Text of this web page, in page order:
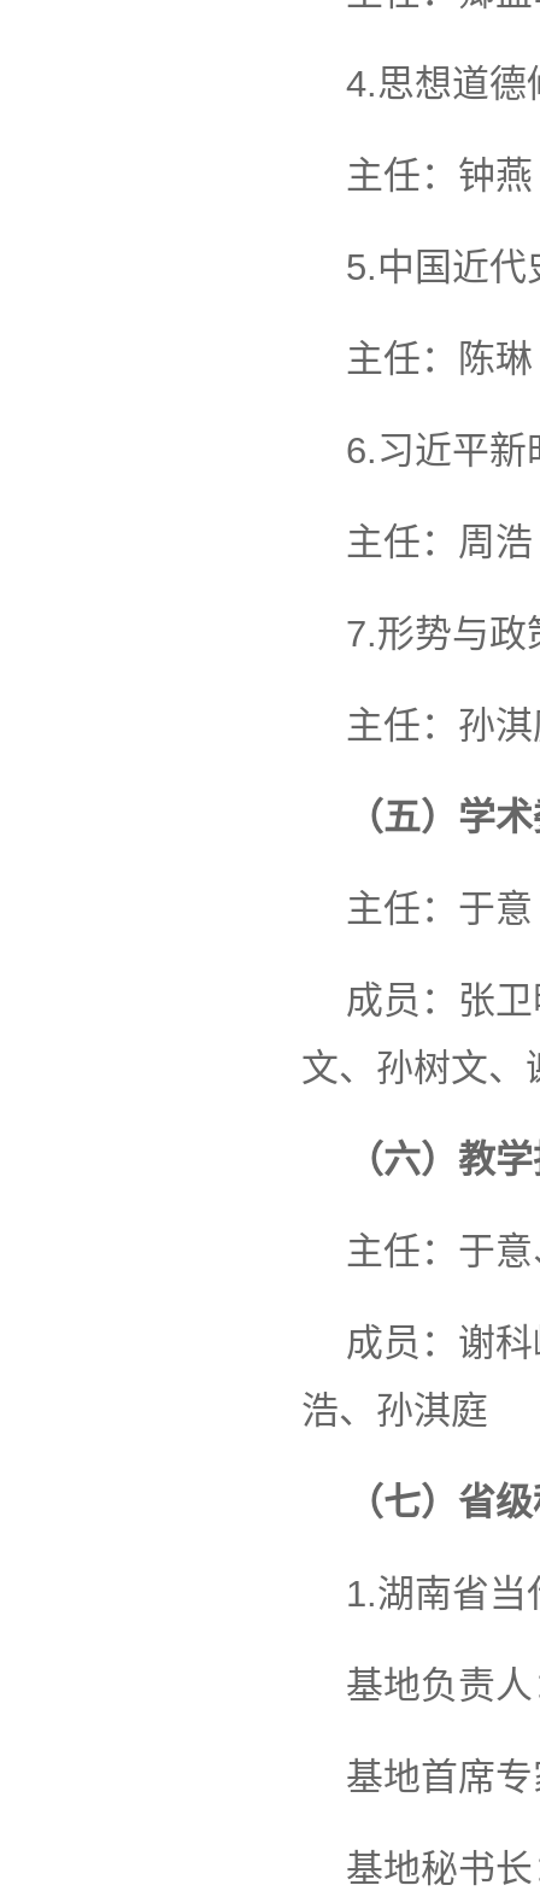
4.思想道德
主任：钟燕
5.中国近代
主任：陈琳
6.习近平新
主任：周浩
7.形势与政
主任：孙
（五）学
主任：于意
成员：张
文、孙树文、
（六）教
主任：于
成员：谢
浩、孙淇庭
（七）省
1.湖南省
基地负责
基地首席
基地秘书